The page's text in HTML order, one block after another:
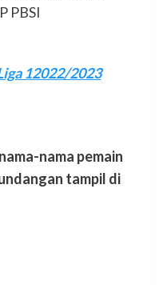
PBSI
12022/2023
nama pemain
tampil di